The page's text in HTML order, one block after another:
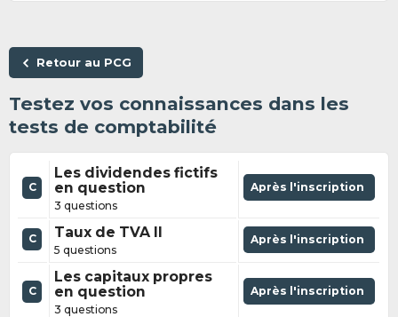
Retour au PCG
Testez vos connaissances dans les
tests de comptabilité
C
Les dividendes fictifs
en question
3 questions
Après l'inscription
C Taux de TVA II
5 questions
Après l'inscription
C
Les capitaux propres
en question
3 questions
Après l'inscription